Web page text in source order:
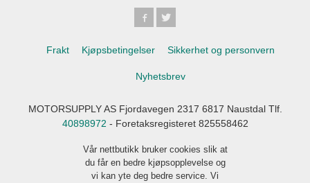
Frakt Kjøpsbetingelser Sikkerhet og personvern
Nyhetsbrev
MOTORSUPPLY AS Fjordavegen 2317 6817 Naustdal Tlf.
40898972 - Foretaksregisteret 825558462
Vår nettbutikk bruker cookies slik at
du får en bedre kjøpsopplevelse og
vi kan yte deg bedre service. Vi